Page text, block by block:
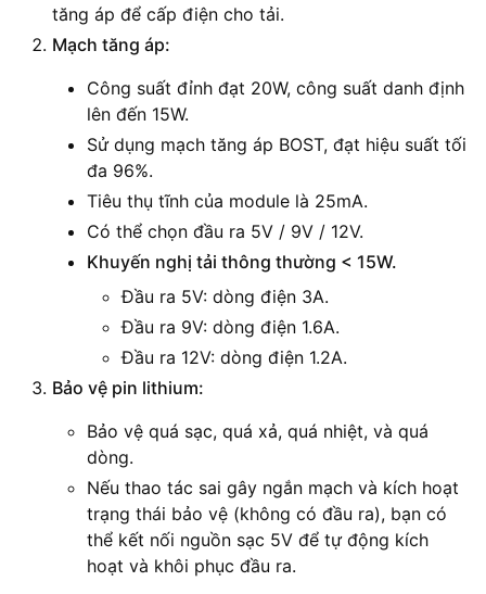
tăng áp để cấp điện cho tải.
Mạch tăng áp:
Công suất đỉnh đạt 20W, công suất danh định
lên đến 15W.
Sử dụng mạch tăng áp BOST, đạt hiệu suất tối
đa 96%.
Tiêu thụ tĩnh của module là 25mA.
Có thể chọn đầu ra 5V / 9V / 12V.
Khuyến nghị tải thông thường < 15W.
Đầu ra 5V: dòng điện 3A.
Đầu ra 9V: dòng điện 1.6A.
Đầu ra 12V: dòng điện 1.2A.
Bảo vệ pin lithium:
Bảo vệ quá sạc, quá xả, quá nhiệt, và quá
dòng.
Nếu thao tác sai gây ngắn mạch và kích hoạt
trạng thái bảo vệ (không có đầu ra), bạn có
thể kết nối nguồn sạc 5V để tự động kích
hoạt và khôi phục đầu ra.